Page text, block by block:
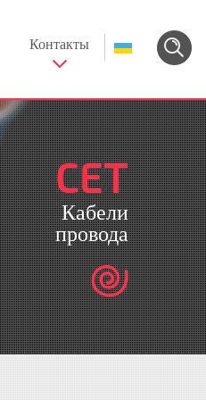
Контакты
CET
Кабели
провода